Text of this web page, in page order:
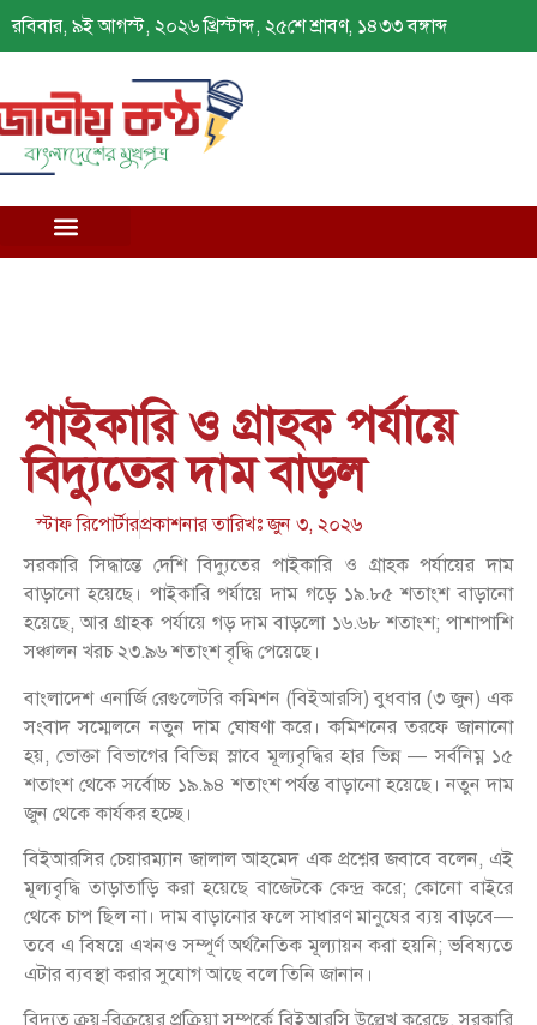
রবিবার, ৯ই আগস্ট, ২০২৬ খ্রিস্টাব্দ, ২৫শে শ্রাবণ, ১৪৩৩ বঙ্গাব্দ
পাইকারি ও গ্রাহক পর্যায়ে
বিদ্যুতের দাম বাড়ল
স্টাফ রিপোর্টারপ্রকাশনার তারিখঃজুন ৩, ২০২৬
সরকারি সিদ্ধান্তে দেশি বিদ্যুতের পাইকারি ও গ্রাহক পর্যায়ের দাম
বাড়ানো হয়েছে। পাইকারি পর্যায়ে দাম গড়ে ১৯.৮৫ শতাংশ বাড়ানো
হয়েছে, আর গ্রাহক পর্যায়ে গড় দাম বাড়লো ১৬.৬৮ শতাংশ; পাশাপাশি
সঞ্চালন খরচ ২৩.৯৬ শতাংশ বৃদ্ধি পেয়েছে।
বাংলাদেশ এনার্জি রেগুলেটরি কমিশন (বিইআরসি) বুধবার (৩ জুন) এক
সংবাদ সম্মেলনে নতুন দাম ঘোষণা করে। কমিশনের তরফে জানানো
হয়, ভোক্তা বিভাগের বিভিন্ন স্লাবে মূল্যবৃদ্ধির হার ভিন্ন — সর্বনিম্ন ১৫
শতাংশ থেকে সর্বোচ্চ ১৯.৯৪ শতাংশ পর্যন্ত বাড়ানো হয়েছে। নতুন দাম
জুন থেকে কার্যকর হচ্ছে।
বিইআরসির চেয়ারম্যান জালাল আহমেদ এক প্রশ্নের জবাবে বলেন, এই
মূল্যবৃদ্ধি তাড়াতাড়ি করা হয়েছে বাজেটকে কেন্দ্র করে; কোনো বাইরে
থেকে চাপ ছিল না। দাম বাড়ানোর ফলে সাধারণ মানুষের ব্যয় বাড়বে—
তবে এ বিষয়ে এখনও সম্পূর্ণ অর্থনৈতিক মূল্যায়ন করা হয়নি; ভবিষ্যতে
এটার ব্যবস্থা করার সুযোগ আছে বলে তিনি জানান।